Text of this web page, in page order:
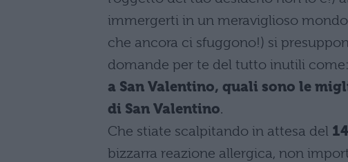
immergerti in un meraviglioso
che ancora ci sfuggono!) si
domande per te del tutto inutili come:
a San Valentino, quali sono le
di San Valentino.
Che stiate scalpitando in attesa del
bizzarra reazione allergica, non